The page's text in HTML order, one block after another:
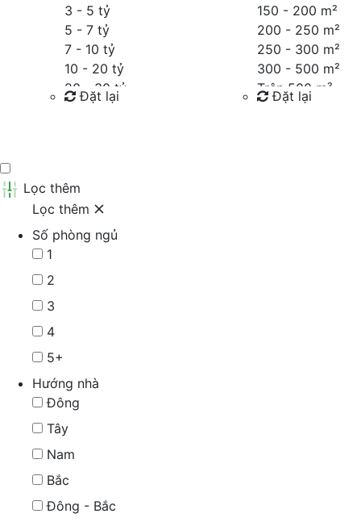
3 - 5 tỷ
5 - 7 tỷ
7 - 10 tỷ
10 - 20 tỷ
20 - 30 tỷ
30 - 40 tỷ
Đặt lại
150 - 200 m²
200 - 250 m²
250 - 300 m²
300 - 500 m²
Trên 500 m²
Đặt lại
Lọc thêm
Lọc thêm
Số phòng ngủ
1
2
3
4
5+
Hướng nhà
Đông
Tây
Nam
Bắc
Đông - Bắc